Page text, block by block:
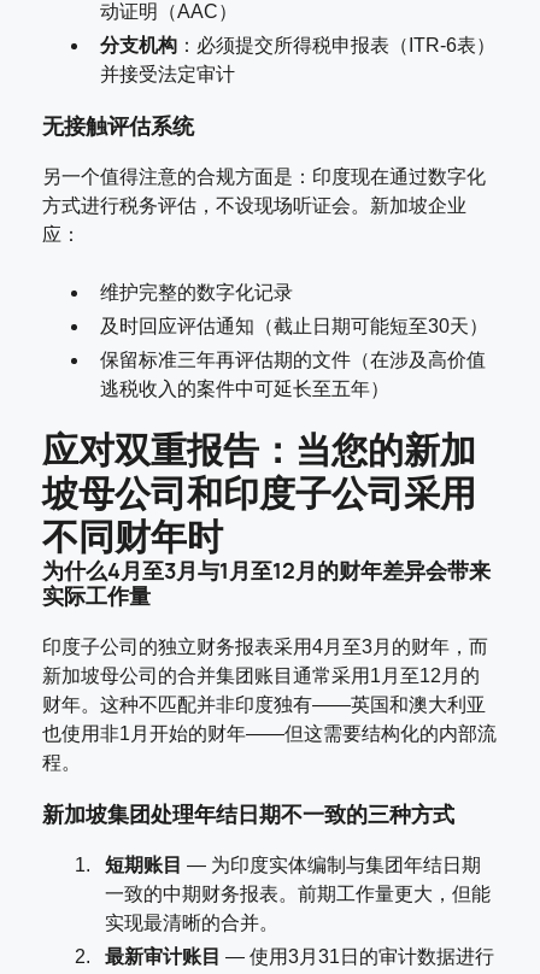
动证明（AAC）
分支机构 ：必须提交所得税申报表（ITR-6表）
并接受法定审计
无接触评估系统
另一个值得注意的合规方面是：印度现在通过数字化
方式进行税务评估，不设现场听证会。新加坡企业
应：
维护完整的数字化记录
及时回应评估通知（截止日期可能短至30天）
保留标准三年再评估期的文件（在涉及高价值
逃税收入的案件中可延长至五年）
应对双重报告：当您的新加
坡母公司和印度子公司采用
不同财年时
为什么4月至3月与1月至12月的财年差异会带来
实际工作量
印度子公司的独立财务报表采用4月至3月的财年，而
新加坡母公司的合并集团账目通常采用1月至12月的
财年。这种不匹配并非印度独有——英国和澳大利亚
也使用非1月开始的财年——但这需要结构化的内部流
程。
新加坡集团处理年结日期不一致的三种方式
短期账目 — 为印度实体编制与集团年结日期
一致的中期财务报表。前期工作量更大，但能
实现最清晰的合并。
最新审计账目 — 使用3月31日的审计数据进行